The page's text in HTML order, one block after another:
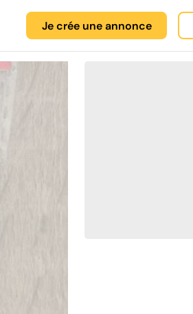
Je crée une annonce